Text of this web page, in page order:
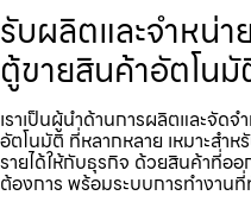
รับผลิตและจำหน่
ตู้ขายสินค้าอัตโน
เราเป็นผู้นำด้านการผลิตและจัด
อัตโนมัติ ที่หลากหลาย เหมาะสำ
รายได้ให้กับธุรกิจ ด้วยสินค้าที่อ
ต้องการ พร้อมระบบการทำงานที่